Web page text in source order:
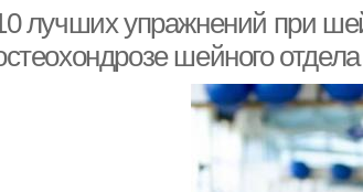
лучших упражнений при
шейного отдела